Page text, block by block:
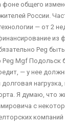
фоне общего
России.
— от 2
из
Peg
Peg Mgf Подольск
— у нее
Я думаю, что
с